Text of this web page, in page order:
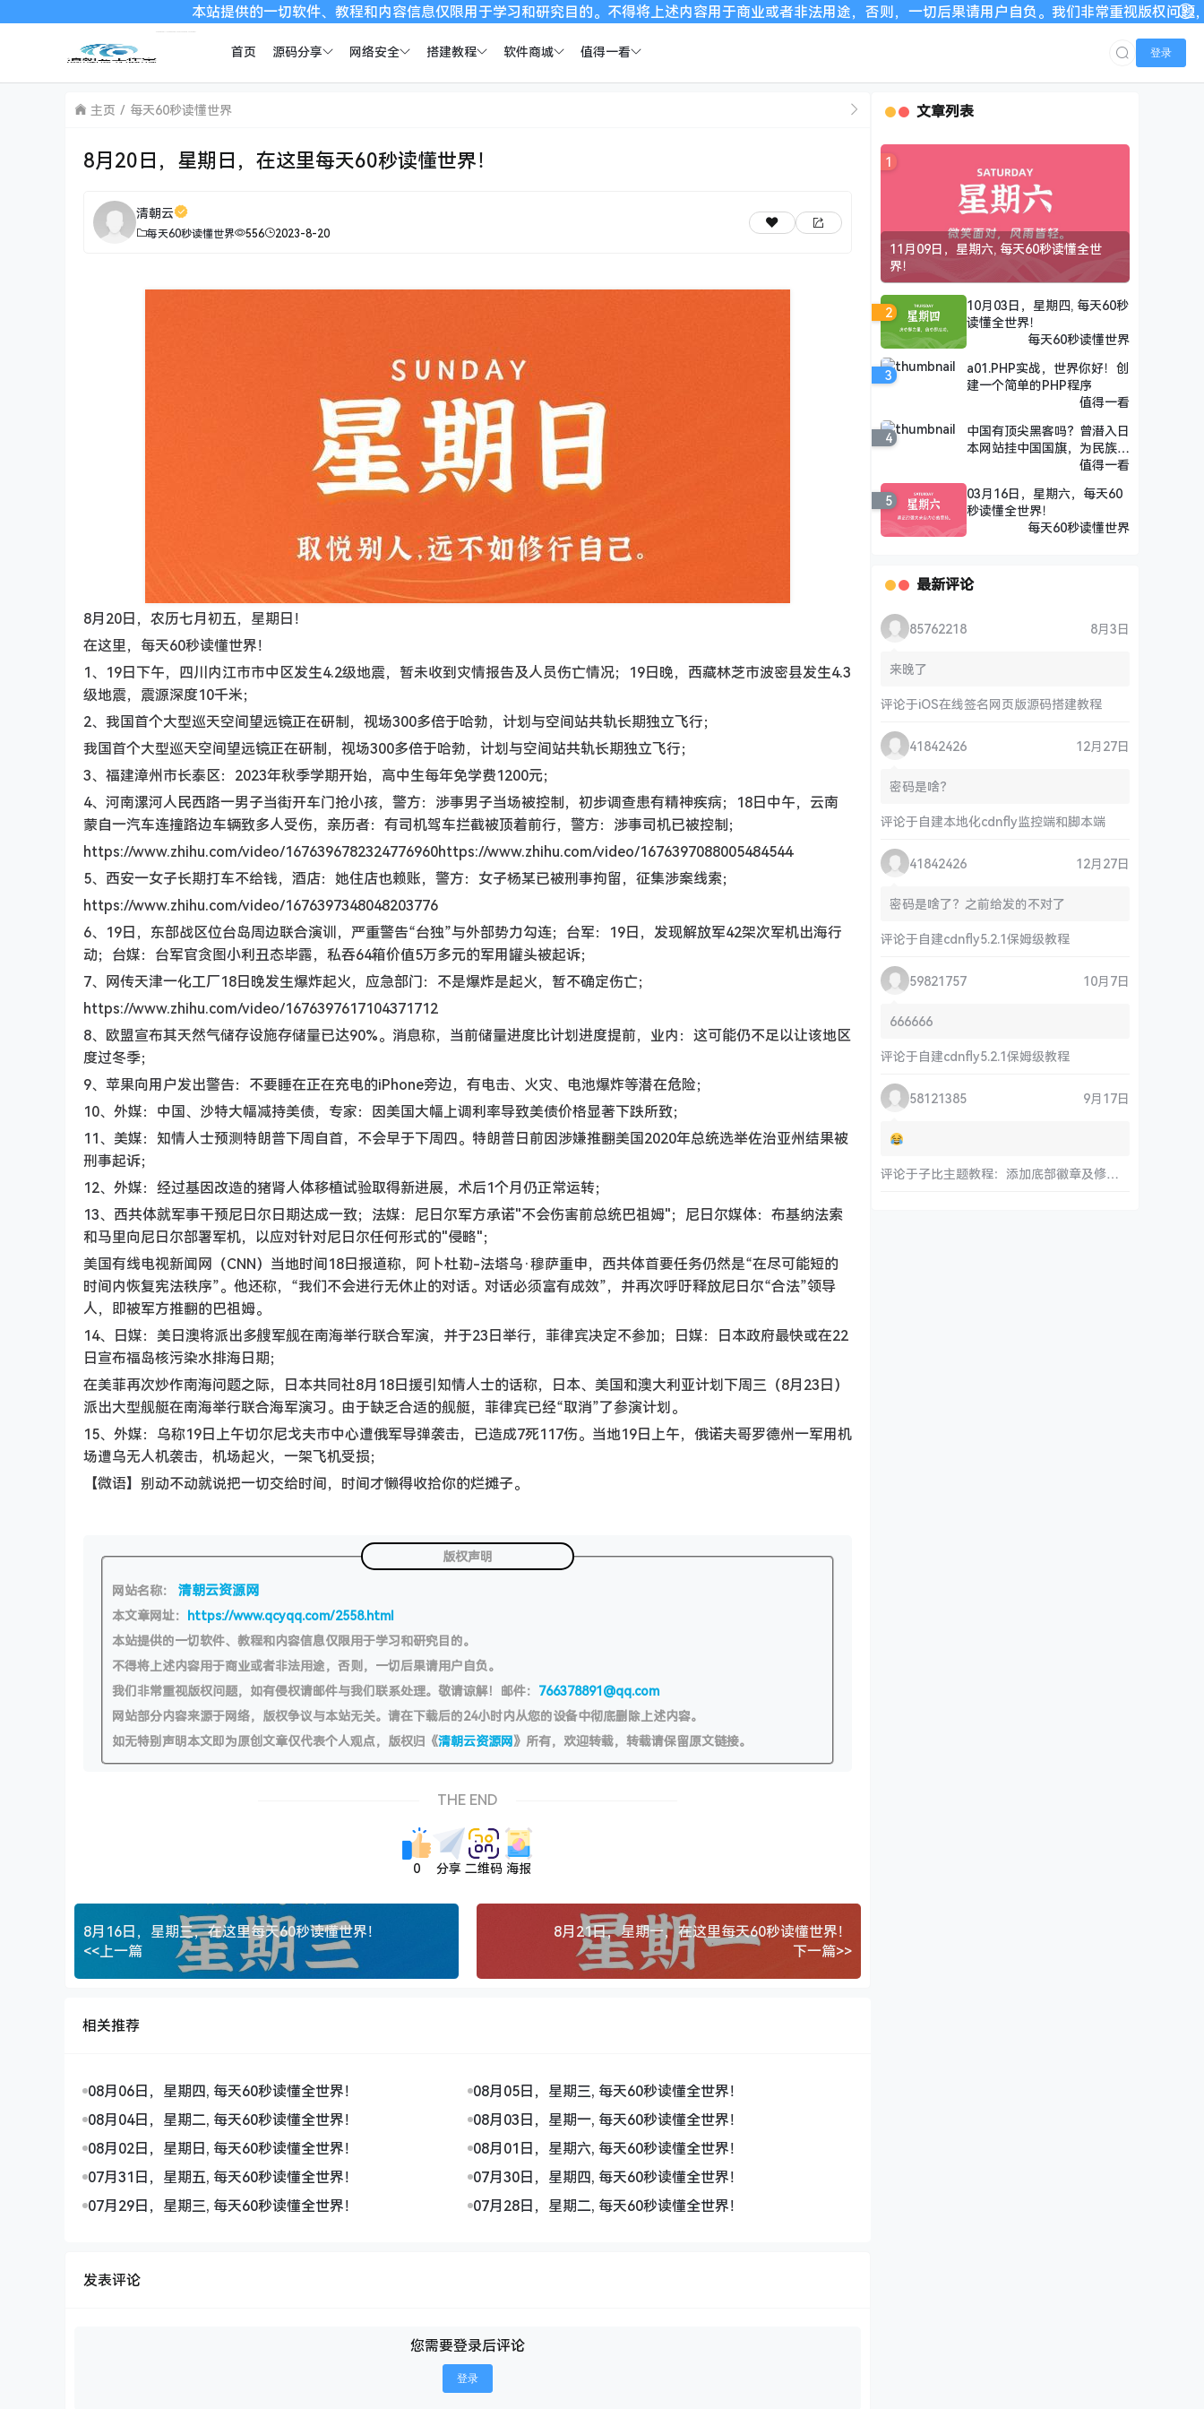
本站提供的一切软件、教程和内容信息仅限用于学习和研究目的。不得将上述内容用于商业或者非法用途，否则，一切后果请用户自负。我们非常重视版权问题，如有侵
首页 源码分享 网络安全 搭建教程 软件商城 值得一看 登录
主页 每天60秒读懂世界
8月20日，星期日，在这里每天60秒读懂世界！
清朝云
每天60秒读懂世界 556 2023-8-20
8月20日，农历七月初五，星期日！
在这里，每天60秒读懂世界！
1、19日下午，四川内江市市中区发生4.2级地震，暂未收到灾情报告及人员伤亡情况；19日晚，西藏林芝市波密县发生4.3
级地震，震源深度10千米；
2、我国首个大型巡天空间望远镜正在研制，视场300多倍于哈勃，计划与空间站共轨长期独立飞行；
我国首个大型巡天空间望远镜正在研制，视场300多倍于哈勃，计划与空间站共轨长期独立飞行；
3、福建漳州市长泰区：2023年秋季学期开始，高中生每年免学费1200元；
4、河南漯河人民西路一男子当街开车门抢小孩，警方：涉事男子当场被控制，初步调查患有精神疾病；18日中午，云南
蒙自一汽车连撞路边车辆致多人受伤，亲历者：有司机驾车拦截被顶着前行，警方：涉事司机已被控制；
https://www.zhihu.com/video/1676396782324776960https://www.zhihu.com/video/1676397088005484544
5、西安一女子长期打车不给钱，酒店：她住店也赖账，警方：女子杨某已被刑事拘留，征集涉案线索；
https://www.zhihu.com/video/1676397348048203776
6、19日，东部战区位台岛周边联合演训，严重警告“台独”与外部势力勾连；台军：19日，发现解放军42架次军机出海行
动；台媒：台军官贪图小利丑态毕露，私吞64箱价值5万多元的军用罐头被起诉；
7、网传天津一化工厂18日晚发生爆炸起火，应急部门：不是爆炸是起火，暂不确定伤亡；
https://www.zhihu.com/video/1676397617104371712
8、欧盟宣布其天然气储存设施存储量已达90%。消息称，当前储量进度比计划进度提前，业内：这可能仍不足以让该地区
度过冬季；
9、苹果向用户发出警告：不要睡在正在充电的iPhone旁边，有电击、火灾、电池爆炸等潜在危险；
10、外媒：中国、沙特大幅减持美债，专家：因美国大幅上调利率导致美债价格显著下跌所致；
11、美媒：知情人士预测特朗普下周自首，不会早于下周四。特朗普日前因涉嫌推翻美国2020年总统选举佐治亚州结果被
刑事起诉；
12、外媒：经过基因改造的猪肾人体移植试验取得新进展，术后1个月仍正常运转；
13、西共体就军事干预尼日尔日期达成一致；法媒：尼日尔军方承诺"不会伤害前总统巴祖姆"；尼日尔媒体：布基纳法索
和马里向尼日尔部署军机，以应对针对尼日尔任何形式的"侵略"；
美国有线电视新闻网（CNN）当地时间18日报道称，阿卜杜勒-法塔乌·穆萨重申，西共体首要任务仍然是“在尽可能短的
时间内恢复宪法秩序”。他还称，“我们不会进行无休止的对话。对话必须富有成效”，并再次呼吁释放尼日尔“合法”领导
人，即被军方推翻的巴祖姆。
14、日媒：美日澳将派出多艘军舰在南海举行联合军演，并于23日举行，菲律宾决定不参加；日媒：日本政府最快或在22
日宣布福岛核污染水排海日期；
在美菲再次炒作南海问题之际，日本共同社8月18日援引知情人士的话称，日本、美国和澳大利亚计划下周三（8月23日）
派出大型舰艇在南海举行联合海军演习。由于缺乏合适的舰艇，菲律宾已经“取消”了参演计划。
15、外媒：乌称19日上午切尔尼戈夫市中心遭俄军导弹袭击，已造成7死117伤。当地19日上午，俄诺夫哥罗德州一军用机
场遭乌无人机袭击，机场起火，一架飞机受损；
【微语】别动不动就说把一切交给时间，时间才懒得收拾你的烂摊子。
版权声明
网站名称： 清朝云资源网
本文章网址： https://www.qcyqq.com/2558.html
本站提供的一切软件、教程和内容信息仅限用于学习和研究目的。
不得将上述内容用于商业或者非法用途，否则，一切后果请用户自负。
我们非常重视版权问题，如有侵权请邮件与我们联系处理。敬请谅解！邮件： 766378891@qq.com
网站部分内容来源于网络，版权争议与本站无关。请在下载后的24小时内从您的设备中彻底删除上述内容。
如无特别声明本文即为原创文章仅代表个人观点，版权归《清朝云资源网》所有，欢迎转载，转载请保留原文链接。
THE END
0 分享 二维码 海报
8月16日，星期三，在这里每天60秒读懂世界！
<<上一篇
8月21日，星期一，在这里每天60秒读懂世界！
下一篇>>
相关推荐
08月06日，星期四, 每天60秒读懂全世界！
08月05日，星期三, 每天60秒读懂全世界！
08月04日，星期二, 每天60秒读懂全世界！
08月03日，星期一, 每天60秒读懂全世界！
08月02日，星期日, 每天60秒读懂全世界！
08月01日，星期六, 每天60秒读懂全世界！
07月31日，星期五, 每天60秒读懂全世界！
07月30日，星期四, 每天60秒读懂全世界！
07月29日，星期三, 每天60秒读懂全世界！
07月28日，星期二, 每天60秒读懂全世界！
发表评论
您需要登录后评论
登录
文章列表
1
11月09日，星期六, 每天60秒读懂全世
界！
2
10月03日，星期四, 每天60秒
读懂全世界！
每天60秒读懂世界
3
a01.PHP实战，世界你好！创
建一个简单的PHP程序
值得一看
4
中国有顶尖黑客吗？曾潜入日
本网站挂中国国旗，为民族尊
值得一看
5
03月16日，星期六，每天60
秒读懂全世界！
每天60秒读懂世界
最新评论
85762218 8月3日
来晚了
评论于iOS在线签名网页版源码搭建教程
41842426 12月27日
密码是啥？
评论于自建本地化cdnfly监控端和脚本端
41842426 12月27日
密码是啥了？之前给发的不对了
评论于自建cdnfly5.2.1保姆级教程
59821757 10月7日
666666
评论于自建cdnfly5.2.1保姆级教程
58121385 9月17日
评论于子比主题教程：添加底部徽章及修改链接和运行时间